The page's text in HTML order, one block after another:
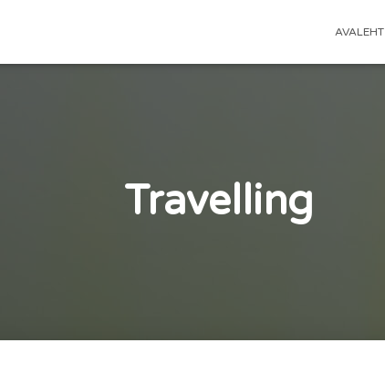
AVALEHT
Travelling